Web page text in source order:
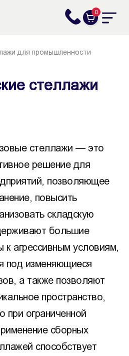
0
для промышленности
стеллажи
стеллажи — это
решение для
позволяющее
повысить
складскую
большие
к агрессивным условиям,
под изменяющиеся
а также позволяют
пространство,
при ограниченной
сборных
способствует